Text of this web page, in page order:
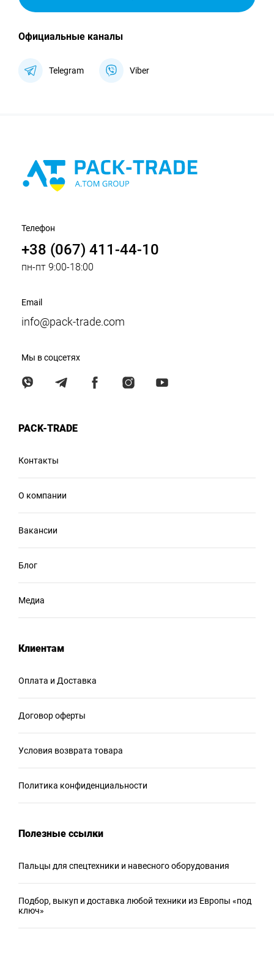
Официальные каналы
Telegram Viber
Телефон
+38 (067) 411-44-10
пн-пт 9:00-18:00
Email
info@pack-trade.com
Мы в соцсетях
PACK-TRADE
Контакты
О компании
Вакансии
Блог
Медиа
Клиентам
Оплата и Доставка
Договор оферты
Условия возврата товара
Политика конфиденциальности
Полезные ссылки
Пальцы для спецтехники и навесного оборудования
Подбор, выкуп и доставка любой техники из Европы «под
ключ»